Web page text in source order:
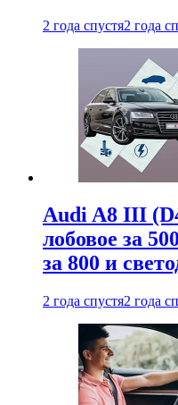
2 года спустя2 года
Audi A8 III
лобовое за
за 800 и
2 года спустя2 года